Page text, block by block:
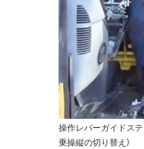
操作レバーガイドス
乗操縦の切り替え）